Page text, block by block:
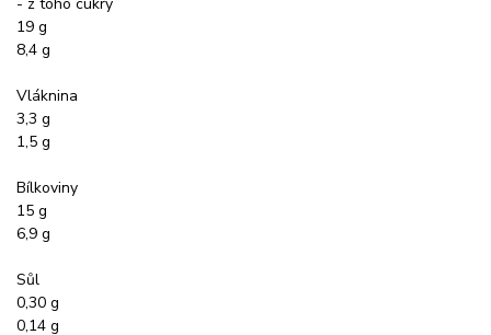
19 g
8,4 g
Vláknina
3,3 g
1,5 g
Bílkoviny
15 g
6,9 g
Sůl
0,30 g
0,14 g